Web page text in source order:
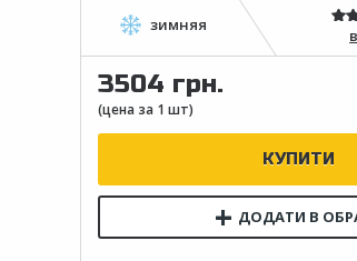
3504 грн.